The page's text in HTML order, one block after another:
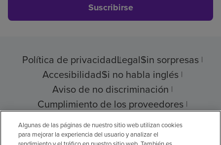
Suscribirse
Política de privacidadLegalSin sorpresas
AccesibilidadSi no habla inglés
Aviso de no discriminación
Cumplimiento de los proveedores
Transparencia de precios
Algunas de las páginas de nuestro sitio web utilizan cookies
para mejorar la experiencia del usuario y analizar el